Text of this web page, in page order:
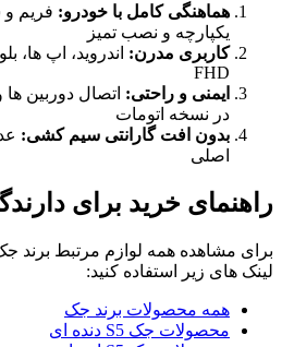
هماهنگی کامل با خودرو: فریم
یکپارچه و نصب تمیز
کاربری مدرن:
FHD
ایمنی و راحتی: اتصال دوربین
در نسخه اتومات
بدون افت گارانتی سیم کشی:
اصلی
راهنمای خرید برای
لینک های زیر استفاده کنید:
همه محصولات برند جک
محصولات جک S5 دنده ای